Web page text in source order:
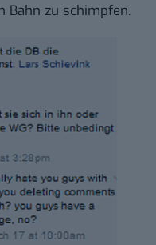
Bahn zu schimpfen.